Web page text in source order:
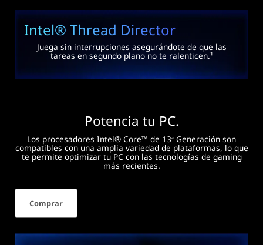
Intel® Thread Director
Juega sin interrupciones asegurándote de que las
tareas en segundo plano no te ralenticen.¹
Potencia tu PC.
Los procesadores Intel® Core™ de 13a Generación son
compatibles con una amplia variedad de plataformas, lo que
te permite optimizar tu PC con las tecnologías de gaming
más recientes.
Comprar